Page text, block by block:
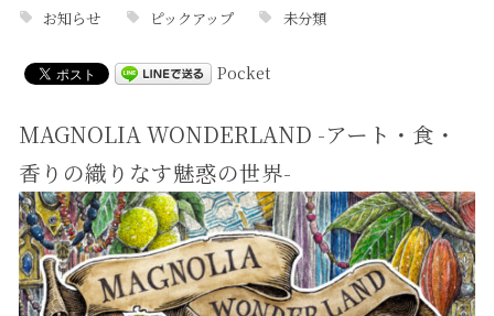
お知らせ
ピックアップ 未分類
Pocket
MAGNOLIA WONDERLAND -アート・食・
香りの織りなす魅惑の世界-